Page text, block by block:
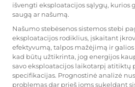
išvengti eksploatacijos sąlygų, kurios
saugą ar našumą.
Našumo stebėsenos sistemos stebi
eksploatacijos rodiklius, įskaitant
efektyvumą, talpos mažėjimą ir
kad būtų užtikrinta, jog energijos
savo eksploatacijos laikotarpį atitiktų
specifikacijas. Prognostinė analizė
problemas dar prieš joms sukeldant